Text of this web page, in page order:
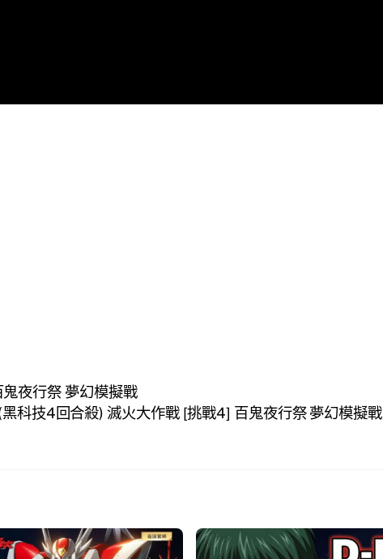
夜行祭 夢幻模擬戰
黑科技4回合殺) 滅火大作戰 [挑戰4] 百鬼夜行祭 夢幻模擬戰